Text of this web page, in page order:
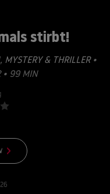
stirbt!
, MYSTERY & THRILLER•
• 99 MIN